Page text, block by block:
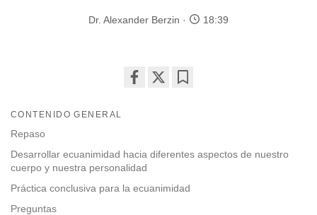
Dr. Alexander Berzin 18:39
CONTENIDO GENERAL
Repaso
Desarrollar ecuanimidad hacia diferentes aspectos de nuestro
cuerpo y nuestra personalidad
Práctica conclusiva para la ecuanimidad
Preguntas